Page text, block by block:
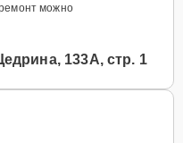
можно
133А, стр. 1